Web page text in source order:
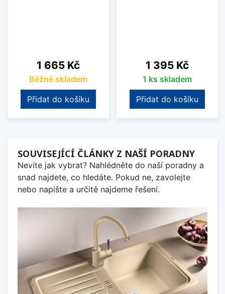
Cena
1 665 Kč
Běžně skladem
Přidat do košíku
Cena
1 395 Kč
1 ks skladem
Přidat do košíku
SOUVISEJÍCÍ ČLÁNKY Z NAŠÍ PORADNY
Nevíte jak vybrat? Nahlédněte do naší poradny a
snad najdete, co hledáte. Pokud ne, zavolejte
nebo napište a určitě najdeme řešení.